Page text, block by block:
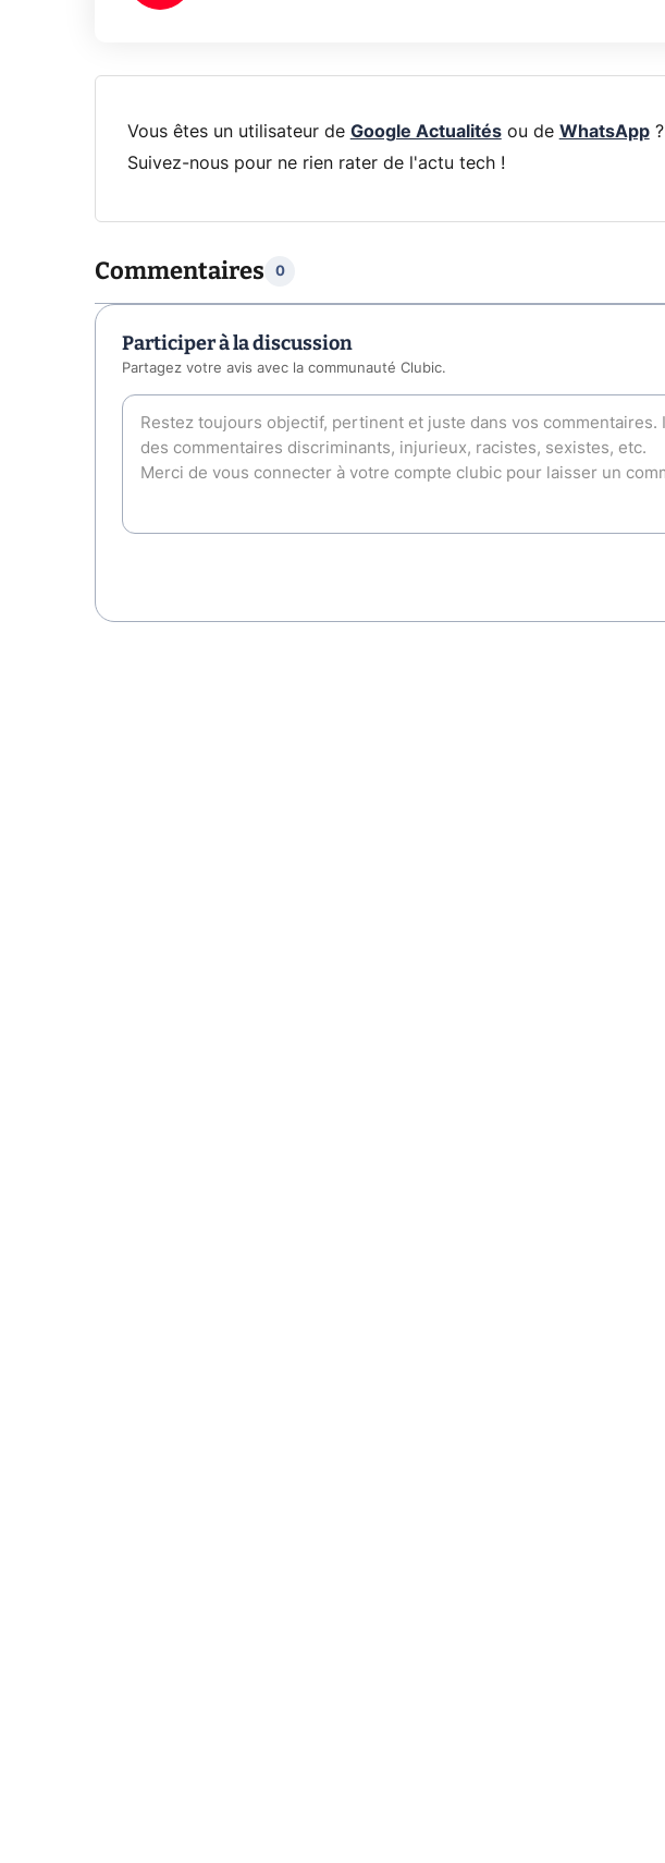
Vous êtes un utilisateur de Google Actualitésou de WhatsApp?
Suivez-nous pour ne rien rater de l'actu tech !
Commentaires 0
Participer à la discussion
Partagez votre avis avec la communauté Clubic.